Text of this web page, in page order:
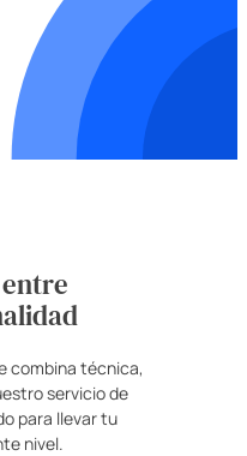
combina técnica,
servicio de
para llevar tu
nivel.